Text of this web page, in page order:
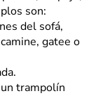
son:
del sofá,
gatee o
trampolín